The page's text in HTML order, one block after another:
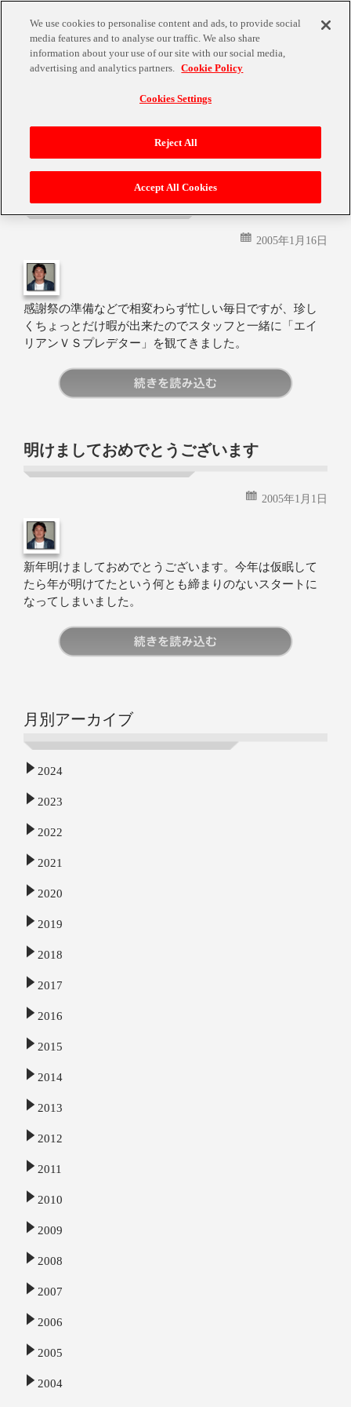
2005年1月16日
感謝祭の準備などで相変わらず忙しい毎日ですが、珍し
くちょっとだけ暇が出来たのでスタッフと一緒に「エイ
リアンＶＳプレデター」を観てきました。
明けましておめでとうございます
2005年1月1日
新年明けましておめでとうございます。今年は仮眠して
たら年が明けてたという何とも締まりのないスタートに
なってしまいました。
月別アーカイブ
2024
2023
2022
2021
2020
2019
2018
2017
2016
2015
2014
2013
2012
2011
2010
2009
2008
2007
2006
2005
2004
We use cookies to personalise content and ads, to provide social
media features and to analyse our traffic. We also share
information about your use of our site with our social media,
advertising and analytics partners. Cookie Policy
Cookies Settings
Reject All
Accept All Cookies